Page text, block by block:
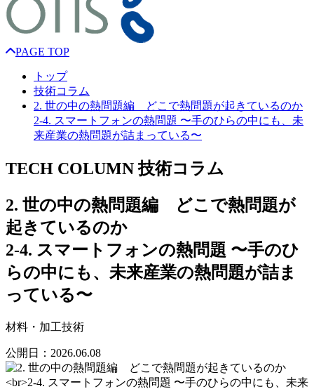
PAGE TOP
トップ
技術コラム
2. 世の中の熱問題編 どこで熱問題が起きているのか
2-4. スマートフォンの熱問題 〜手のひらの中にも、未
来産業の熱問題が詰まっている〜
TECH COLUMN 技術コラム
2. 世の中の熱問題編 どこで熱問題が
起きているのか
2-4. スマートフォンの熱問題 〜手のひ
らの中にも、未来産業の熱問題が詰ま
っている〜
材料・加工技術
公開日： 2026.06.08